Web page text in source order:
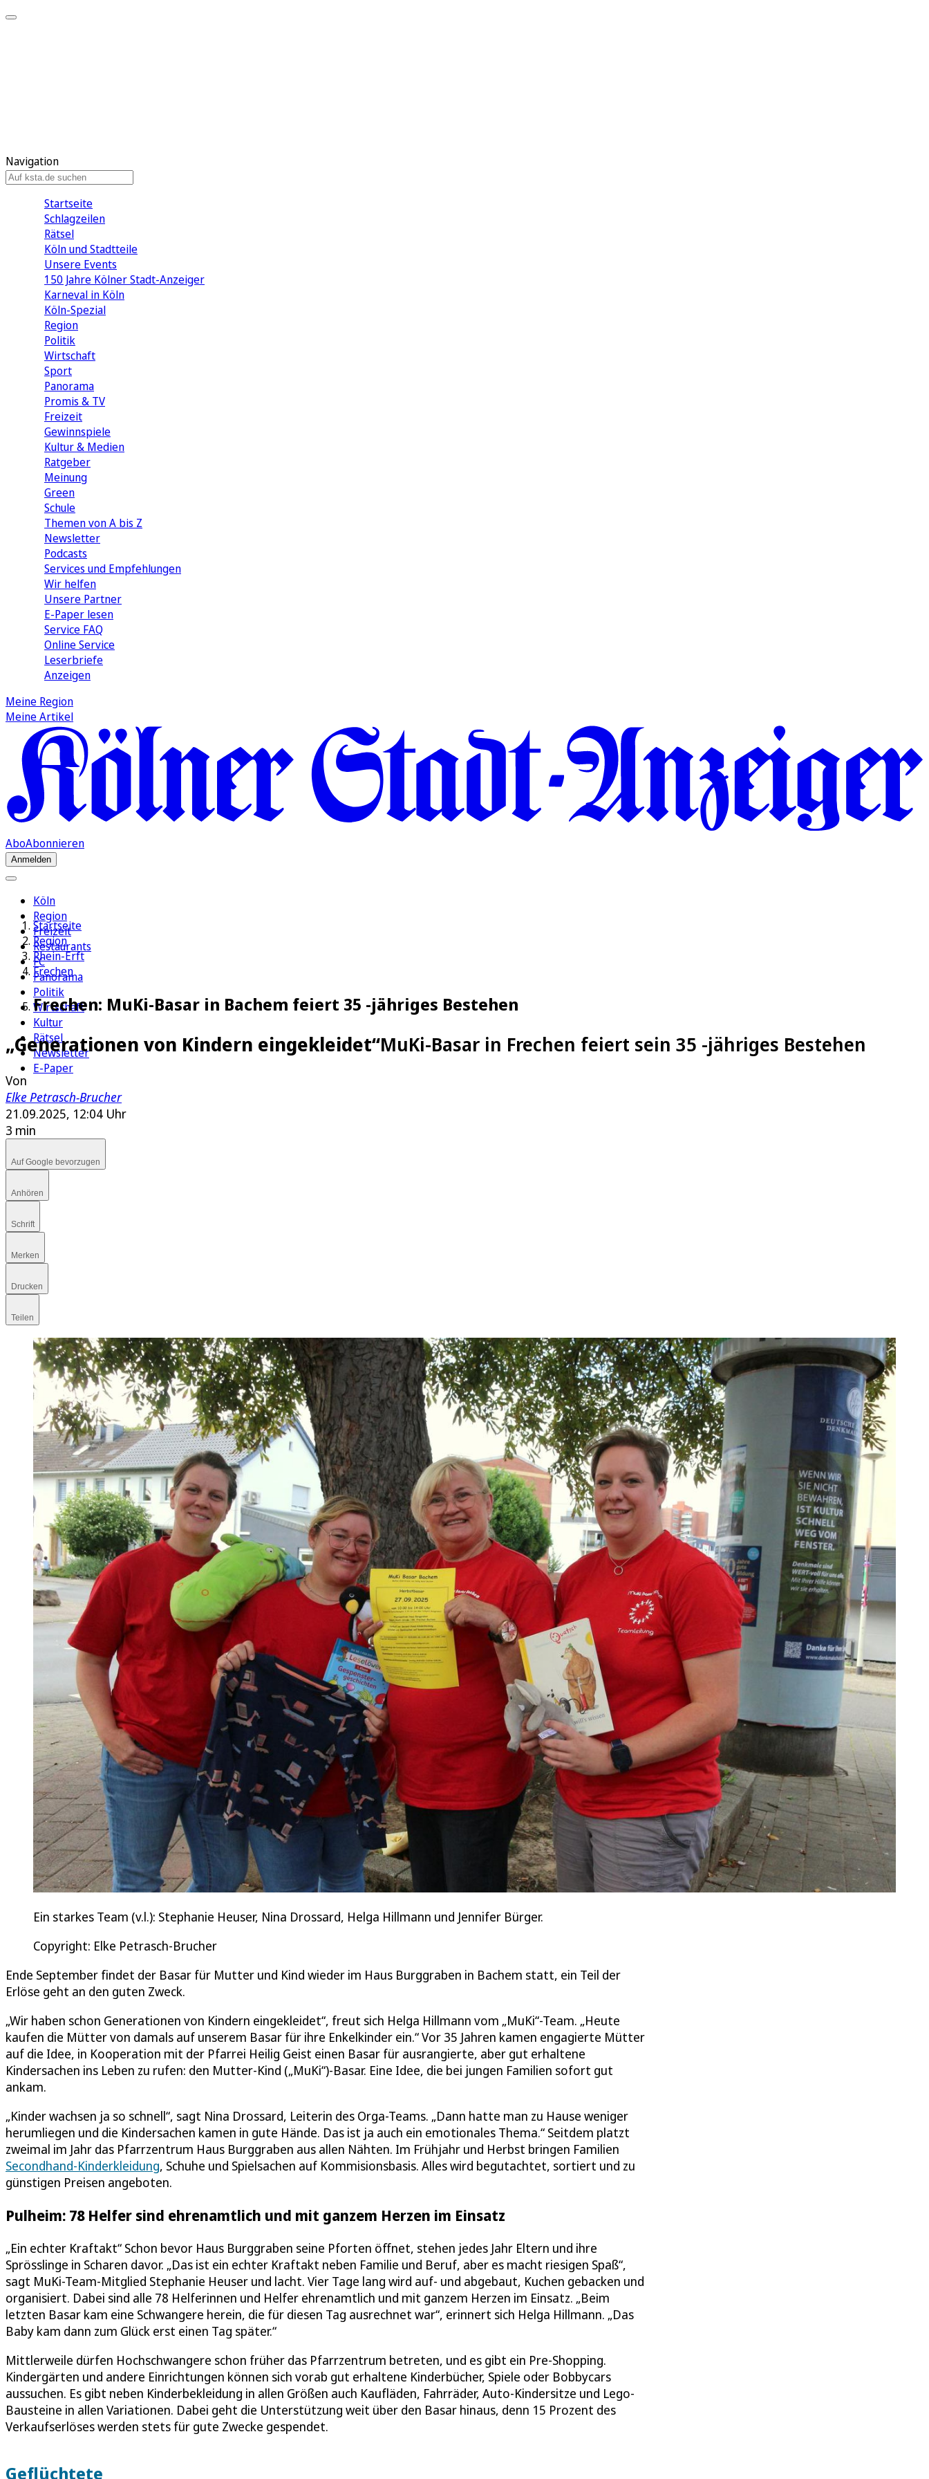
Navigation
Startseite
Schlagzeilen
Rätsel
Köln und Stadtteile
Unsere Events
150 Jahre Kölner Stadt-Anzeiger
Karneval in Köln
Köln-Spezial
Region
Politik
Wirtschaft
Sport
Panorama
Promis & TV
Freizeit
Gewinnspiele
Kultur & Medien
Ratgeber
Meinung
Green
Schule
Themen von A bis Z
Newsletter
Podcasts
Services und Empfehlungen
Wir helfen
Unsere Partner
E-Paper lesen
Service FAQ
Online Service
Leserbriefe
Anzeigen
Meine Region
Meine Artikel
AboAbonnieren
Anmelden
Köln
Region
Freizeit
Restaurants
FC
Panorama
Politik
Wirtschaft
Kultur
Rätsel
Newsletter
E-Paper
Startseite
Region
Rhein-Erft
Frechen
Frechen: MuKi-Basar in Bachem feiert 35 -jähriges Bestehen
„Generationen von Kindern eingekleidet“MuKi-Basar in Frechen feiert sein 35 -jähriges Bestehen
Von
Elke Petrasch-Brucher
21.09.2025, 12:04 Uhr
3 min
Auf Google bevorzugen
Anhören
Schrift
Merken
Drucken
Teilen
Ein starkes Team (v.l.): Stephanie Heuser, Nina Drossard, Helga Hillmann und Jennifer Bürger.
Copyright: Elke Petrasch-Brucher
Ende September findet der Basar für Mutter und Kind wieder im Haus Burggraben in Bachem statt, ein Teil der
Erlöse geht an den guten Zweck.
„Wir haben schon Generationen von Kindern eingekleidet“, freut sich Helga Hillmann vom „MuKi“-Team. „Heute
kaufen die Mütter von damals auf unserem Basar für ihre Enkelkinder ein.“ Vor 35 Jahren kamen engagierte Mütter
auf die Idee, in Kooperation mit der Pfarrei Heilig Geist einen Basar für ausrangierte, aber gut erhaltene
Kindersachen ins Leben zu rufen: den Mutter-Kind („MuKi“)-Basar. Eine Idee, die bei jungen Familien sofort gut
ankam.
„Kinder wachsen ja so schnell“, sagt Nina Drossard, Leiterin des Orga-Teams. „Dann hatte man zu Hause weniger
herumliegen und die Kindersachen kamen in gute Hände. Das ist ja auch ein emotionales Thema.“ Seitdem platzt
zweimal im Jahr das Pfarrzentrum Haus Burggraben aus allen Nähten. Im Frühjahr und Herbst bringen Familien
Secondhand-Kinderkleidung, Schuhe und Spielsachen auf Kommisionsbasis. Alles wird begutachtet, sortiert und zu
günstigen Preisen angeboten.
Pulheim: 78 Helfer sind ehrenamtlich und mit ganzem Herzen im Einsatz
„Ein echter Kraftakt“ Schon bevor Haus Burggraben seine Pforten öffnet, stehen jedes Jahr Eltern und ihre
Sprösslinge in Scharen davor. „Das ist ein echter Kraftakt neben Familie und Beruf, aber es macht riesigen Spaß“,
sagt MuKi-Team-Mitglied Stephanie Heuser und lacht. Vier Tage lang wird auf- und abgebaut, Kuchen gebacken und
organisiert. Dabei sind alle 78 Helferinnen und Helfer ehrenamtlich und mit ganzem Herzen im Einsatz. „Beim
letzten Basar kam eine Schwangere herein, die für diesen Tag ausrechnet war“, erinnert sich Helga Hillmann. „Das
Baby kam dann zum Glück erst einen Tag später.“
Mittlerweile dürfen Hochschwangere schon früher das Pfarrzentrum betreten, und es gibt ein Pre-Shopping.
Kindergärten und andere Einrichtungen können sich vorab gut erhaltene Kinderbücher, Spiele oder Bobbycars
aussuchen. Es gibt neben Kinderbekleidung in allen Größen auch Kaufläden, Fahrräder, Auto-Kindersitze und Lego-
Bausteine in allen Variationen. Dabei geht die Unterstützung weit über den Basar hinaus, denn 15 Prozent des
Verkaufserlöses werden stets für gute Zwecke gespendet.
Geflüchtete